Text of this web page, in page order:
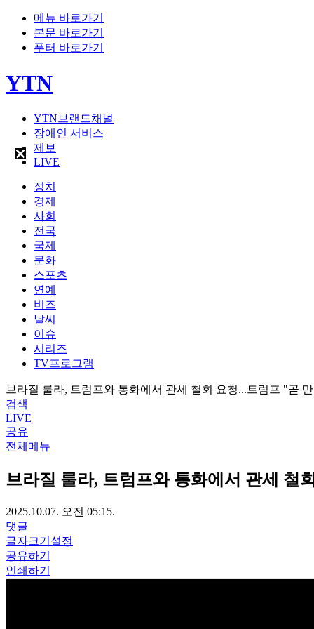
메뉴 바로가기
본문 바로가기
푸터 바로가기
YTN
YTN브랜드채널
장애인 서비스
제보
LIVE
정치
경제
사회
전국
국제
문화
스포츠
연예
비즈
날씨
이슈
시리즈
TV프로그램
브라질 룰라, 트럼프와 통화에서 관세 철회 요청...트럼프 "곧
검색
LIVE
공유
전체메뉴
브라질 룰라, 트럼프와 통화에서 관세 철
2025.10.07. 오전 05:15.
댓글
글자크기설정
공유하기
인쇄하기